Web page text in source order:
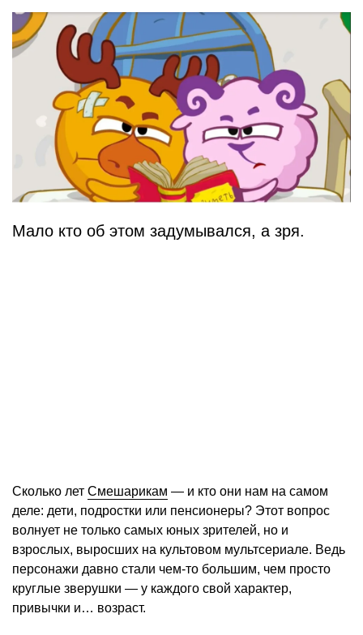
Мало кто об этом задумывался, а зря.
Сколько лет Смешарикам — и кто они нам на самом
деле: дети, подростки или пенсионеры? Этот вопрос
волнует не только самых юных зрителей, но и
взрослых, выросших на культовом мультсериале. Ведь
персонажи давно стали чем-то большим, чем просто
круглые зверушки — у каждого свой характер,
привычки и… возраст.